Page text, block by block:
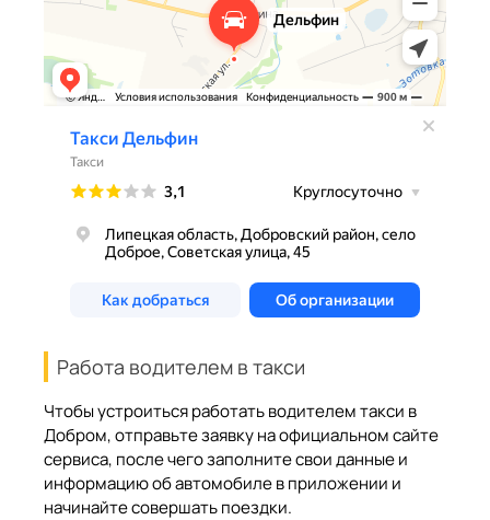
Работа водителем в такси
Чтобы устроиться работать водителем такси в
Добром, отправьте заявку на официальном сайте
сервиса, после чего заполните свои данные и
информацию об автомобиле в приложении и
начинайте совершать поездки.